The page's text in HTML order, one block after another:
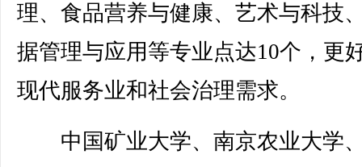
理、食品营养与健康、艺术与科技
据管理与应用等专业点达10个，更
现代服务业和社会治理需求。
中国矿业大学、南京农业大学